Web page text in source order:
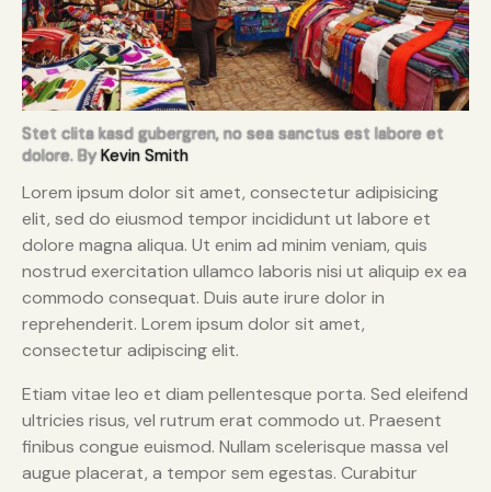
Stet clita kasd gubergren, no sea sanctus est labore et
dolore. ByKevin Smith
Lorem ipsum dolor sit amet, consectetur adipisicing
elit, sed do eiusmod tempor incididunt ut labore et
dolore magna aliqua. Ut enim ad minim veniam, quis
nostrud exercitation ullamco laboris nisi ut aliquip ex ea
commodo consequat. Duis aute irure dolor in
reprehenderit. Lorem ipsum dolor sit amet,
consectetur adipiscing elit.
Etiam vitae leo et diam pellentesque porta. Sed eleifend
ultricies risus, vel rutrum erat commodo ut. Praesent
finibus congue euismod. Nullam scelerisque massa vel
augue placerat, a tempor sem egestas. Curabitur